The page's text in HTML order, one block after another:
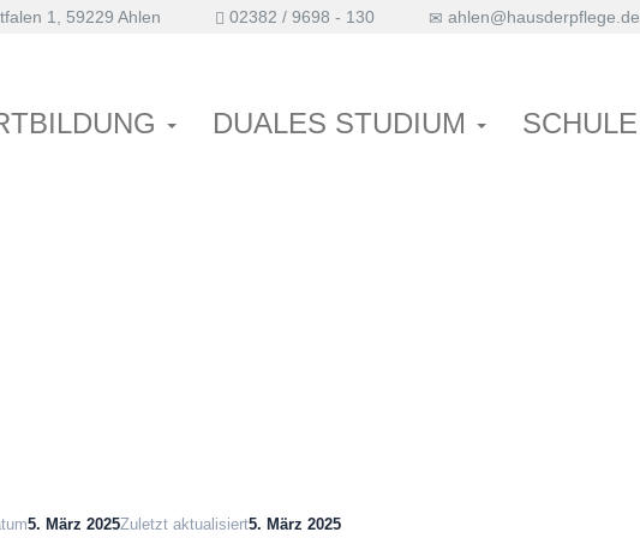
1, 59229 Ahlen 02382 / 9698 - 130 ahlen@hausderpflege.de
DUALES STUDIUM SCHULE
und ihre
5. März 2025Zuletzt aktualisiert5. März 2025